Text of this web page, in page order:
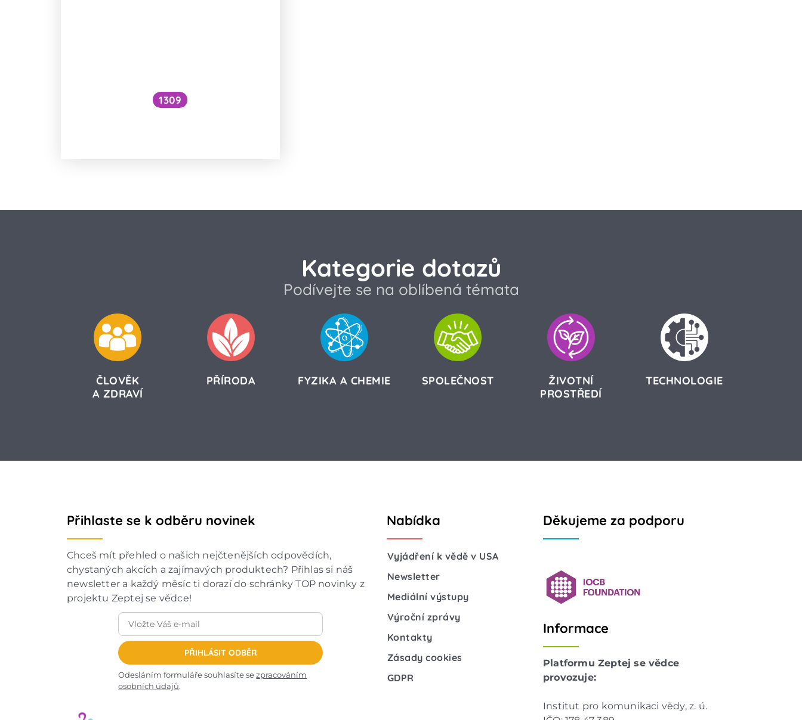
1309
Kategorie dotazů
Podívejte se na oblíbená témata
ČLOVĚK
A ZDRAVÍ
PŘÍRODA FYZIKA A CHEMIE SPOLEČNOST
ŽIVOTNÍ
PROSTŘEDÍ
TECHNOLOGIE
Přihlaste se k odběru novinek
Chceš mít přehled o našich nejčtenějších odpovědích,
chystaných akcích a zajímavých produktech? Přihlas si náš
newsletter a každý měsíc ti dorazí do schránky TOP novinky z
projektu Zeptej se vědce!
PŘIHLÁSIT ODBĚR
Odesláním formuláře souhlasíte sezpracováním
osobních údajů.
Nabídka
Vyjádření k vědě v USA
Newsletter
Mediální výstupy
Výroční zprávy
Kontakty
Zásady cookies
GDPR
Děkujeme za podporu
Informace
Platformu Zeptej se vědce
provozuje:
Institut pro komunikaci vědy, z. ú.